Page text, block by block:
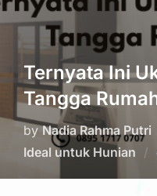
Ternyata Ini
Tangga
byNadia Rahma Putri
Ideal untuk Hunian